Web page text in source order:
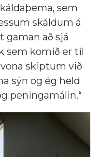
sem
skáldum á
gaman að sjá
sem komið er til
skiptum við
sýn og ég held
peningamálin.“